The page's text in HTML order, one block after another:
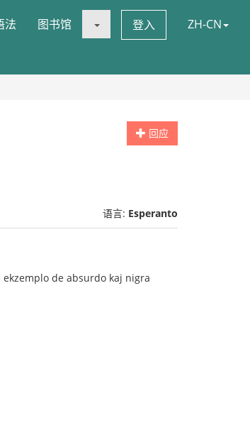
法 图书馆 登入 ZH-CN
回应
语言: Esperanto
de absurdo kaj nigra